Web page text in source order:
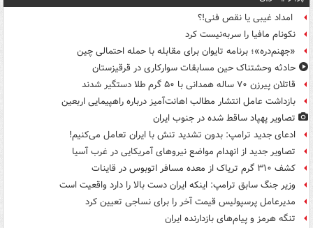
امداد غیبی یا نقص فنی!؟
نکونام مافیا را سربه‌نیست کرد
«جهنم‌دره»؛ برنامه تایوان برای مقابله با حمله احتمالی چین
حادثه وحشتناک حین مسابقات سوارکاری در قرقیزستان
قاتلان پیرزن ۷۰ ساله همدانی با ۵۰ گرم طلا دستگیر شدند
بازداشت عامل انتشار مطالب اهانت‌آمیز درباره راهپیمایی اربعین
تصاویر پهپاد ساقط شده در جنوب ایران
ادعای جدید ترامپ: بدون تشدید تنش با ایران تعامل می‌کنیم!
تصاویر جدید از انهدام مواضع نیروهای آمریکایی در غرب آسیا
کشف ۳۱۰ گرم تریاک از معده مسافر اتوبوس در قاینات
وزیر جنگ سابق ترامپ: اینکه ایران دست بالا را دارد واقعیت است
مدیرعامل پرسپولیس قیمت آخر را برای نساجی تعیین کرد
تنگه هرمز و پیام‌های بازدارنده ایران